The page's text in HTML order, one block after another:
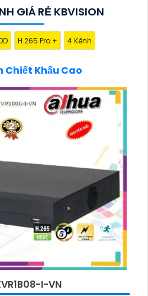
chiết khấu cao và giải
cảnh của một đại lý công
tìm kiếm Camera
và được tư vấn về giải
nhu cầu an ninh của bạn!"
Kbvision với giá ưu đãi
hệ ngay với chúng tôi để
ngũ chuyên gia có kinh
cấp Camera Kbvision
cao nhất trên thị trường.
trải nghiệm dịch vụ tốt nhất
nghiệp về giải pháp
trên sẽ giúp bạn thành
khách hàng và tăng cơ hội
bất kỳ yêu cầu hay câu hỏi
sẻ để tôi hỗ trợ bạn tốt
GIÁ RẺ KBVISION
H.265 Pro + 4 Kênh
Khấu Cao
I-VN